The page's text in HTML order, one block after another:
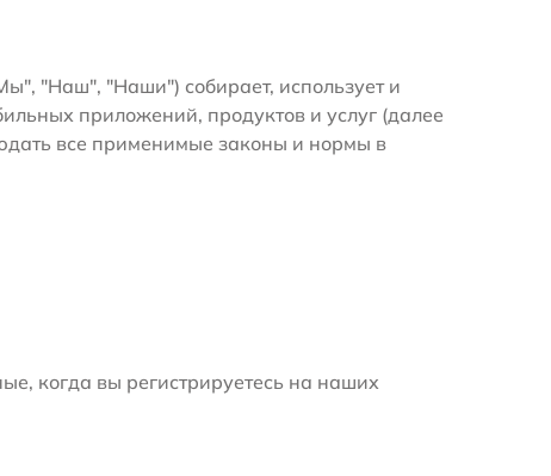
"Наш", "Наши") собирает, использует и
приложений, продуктов и услуг (далее
все применимые законы и нормы в
когда вы регистрируетесь на наших